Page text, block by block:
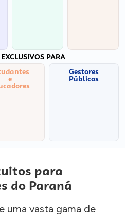
PARA
e
Gestores
Públicos
para
do Paraná
uma vasta gama de